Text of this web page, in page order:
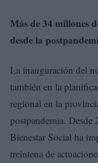
Más de 34 millones
desde la
La inauguración del
también en la
regional en la
postpandemia. Desde
Bienestar Social ha
treintena de